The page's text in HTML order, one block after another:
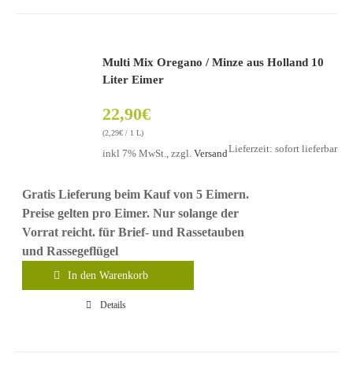
Multi Mix Oregano / Minze aus Holland 10
Liter Eimer
22,90€
(2,29€ / 1 L)
inkl 7% MwSt., zzgl.VersandLieferzeit: sofort lieferbar
Gratis Lieferung beim Kauf von 5 Eimern.
Preise gelten pro Eimer. Nur solange der
Vorrat reicht. für Brief- und Rassetauben
und Rassegeflügel
In den Warenkorb
Details